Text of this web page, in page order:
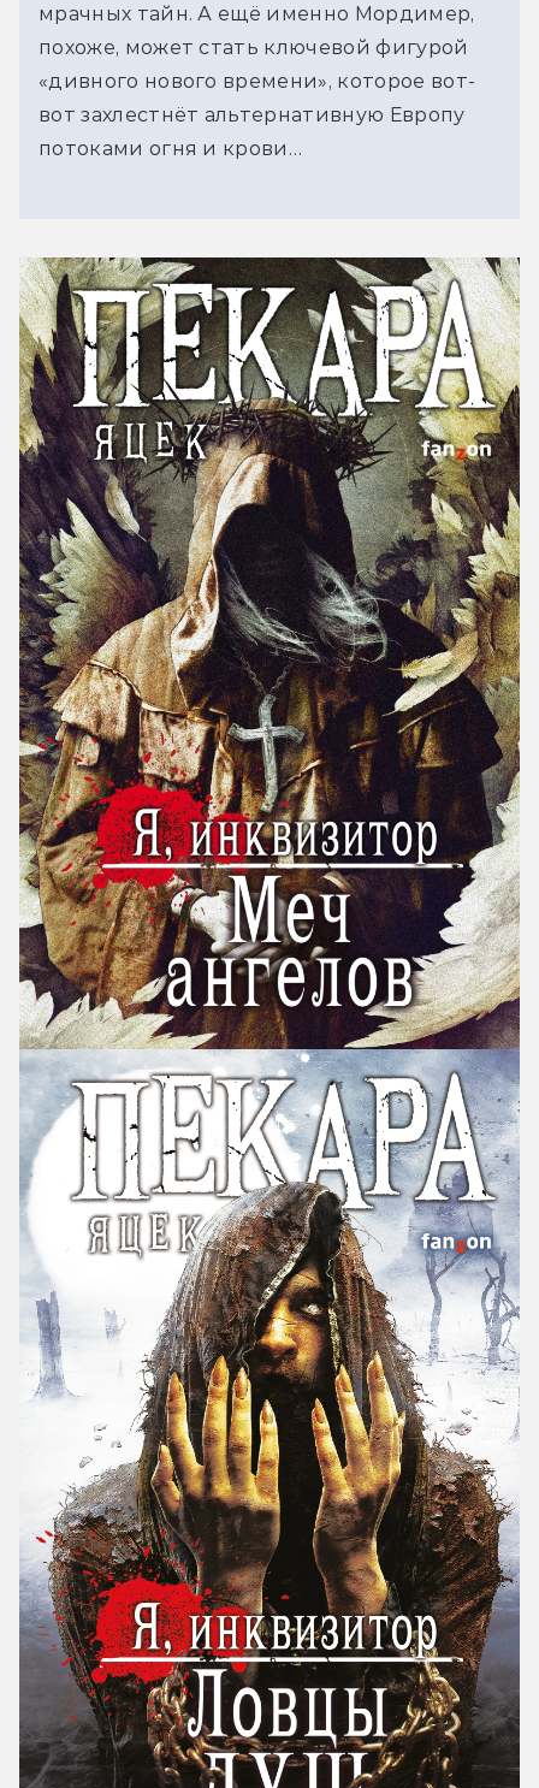
мрачных тайн. А ещё именно Мордимер,
похоже, может стать ключевой фигурой
«дивного нового времени», которое вот-
вот захлестнёт альтернативную Европу
потоками огня и крови…